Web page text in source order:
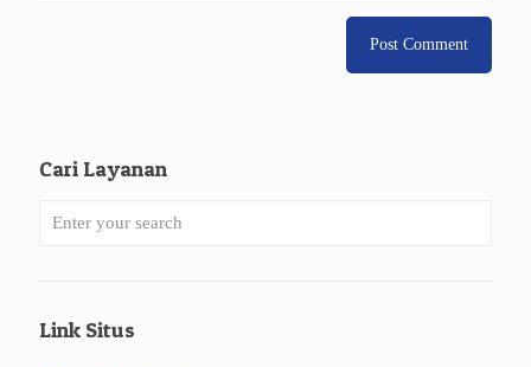
Cari Layanan
Link Situs